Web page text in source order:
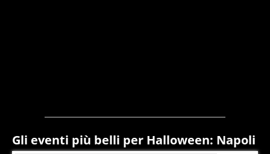
Gli eventi più belli per Halloween: Napoli